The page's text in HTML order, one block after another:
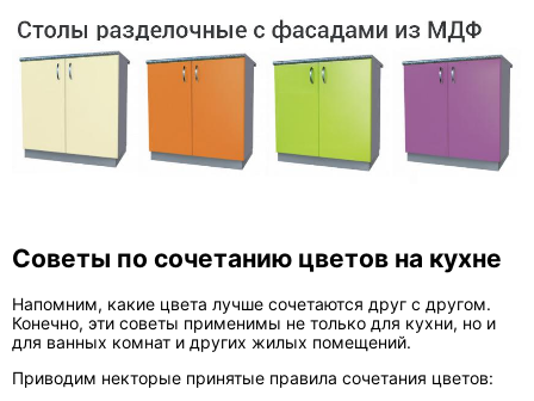
Советы по сочетанию цветов на кухне
Напомним, какие цвета лучше сочетаются друг с другом.
Конечно, эти советы применимы не только для кухни, но и
для ванных комнат и других жилых помещений.
Приводим некторые принятые правила сочетания цветов: